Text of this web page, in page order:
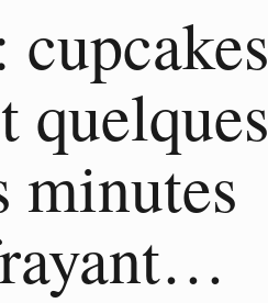
quelques
minutes